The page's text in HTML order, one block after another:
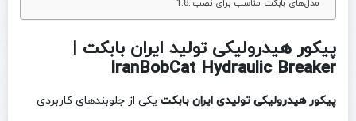
مدل‌های بابکت مناسب برای نصب
پیکور هیدرولیکی تولید ایران بابکت |
IranBobCat Hydraulic Breaker
پیکور هیدرولیکی تولیدی ایران بابکت یکی از جلوبندهای کاربردی